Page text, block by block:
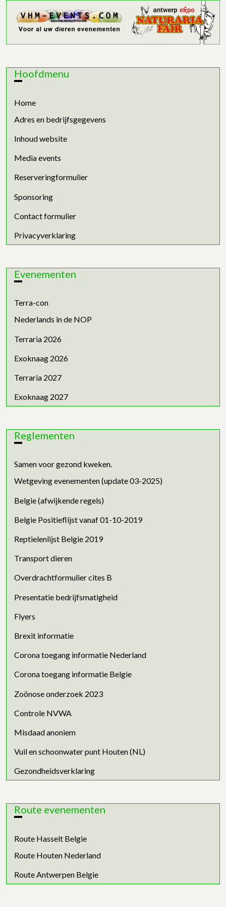
Hoofdmenu
Home
Adres en bedrijfsgegevens
Inhoud website
Media events
Reserveringformulier
Sponsoring
Contact formulier
Privacyverklaring
Evenementen
Terra-con
Nederlands in de NOP
Terraria 2026
Exoknaag 2026
Terraria 2027
Exoknaag 2027
Reglementen
Samen voor gezond kweken.
Wetgeving evenementen (update 03-2025)
Belgie (afwijkende regels)
Belgie Positieflijst vanaf 01-10-2019
Reptielenlijst Belgie 2019
Transport dieren
Overdrachtformulier cites B
Presentatie bedrijfsmatigheid
Flyers
Brexit informatie
Corona toegang informatie Nederland
Corona toegang informatie Belgie
Zoönose onderzoek 2023
Controle NVWA
Misdaad anoniem
Vuil en schoonwater punt Houten (NL)
Gezondheidsverklaring
Route evenementen
Route Hasselt Belgie
Route Houten Nederland
Route Antwerpen Belgie